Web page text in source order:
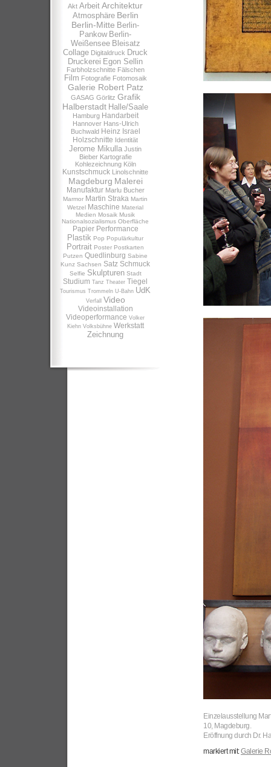
Akt Arbeit Architektur
Atmosphäre Berlin
Berlin-Mitte Berlin-
Pankow Berlin-
Weißensee Bleisatz
Collage Digitaldruck Druck
Druckerei Egon Sellin
Farbholzschnitte Fälschen
Film Fotografie Fotomosaik
Galerie Robert Patz
GASAG Görlitz Grafik
Halberstadt Halle/Saale
Hamburg Handarbeit
Hannover Hans-Ulrich
Buchwald Heinz Israel
Holzschnitte Identität
Jerome Mikulla Justin
Bieber Kartografie
Kohlezeichnung Köln
Kunstschmuck Linolschnitte
Magdeburg Malerei
Manufaktur Marlu Bucher
Marmor Martin Straka Martin
Wetzel Maschine Material
Medien Mosaik Musik
Nationalsozialismus Oberfläche
Papier Performance
Plastik Pop Populärkultur
Portrait Poster Postkarten
Putzen Quedlinburg Sabine
Kunz Sachsen Satz Schmuck
Selfie Skulpturen Stadt
Studium Tanz Theater Tiegel
Tourismus Trommeln U-Bahn UdK
Verfall Video
Videoinstallation
Videoperformance Volker
Kiehn Volksbühne Werkstatt
Zeichnung
Einzelausstellung
10, Magdeburg.
Eröffnung durch Dr.
markiert mit:Galerie